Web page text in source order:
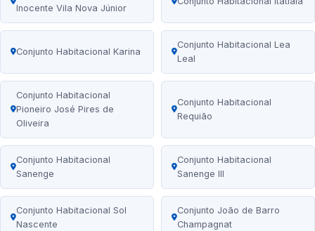
Inocente Vila Nova Júnior
Conjunto Habitacional Karina
Conjunto Habitacional Lea
Leal
Conjunto Habitacional
Pioneiro José Pires de
Oliveira
Conjunto Habitacional
Requião
Conjunto Habitacional
Sanenge
Conjunto Habitacional
Sanenge III
Conjunto Habitacional Sol
Nascente
Conjunto João de Barro
Champagnat